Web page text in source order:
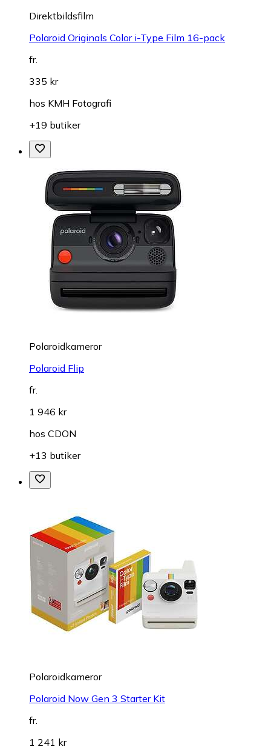
Direktbildsfilm
Polaroid Originals Color i-Type Film 16-pack
fr.
335 kr
hos KMH Fotografi
+19 butiker
Polaroidkameror
Polaroid Flip
fr.
1 946 kr
hos CDON
+13 butiker
Polaroidkameror
Polaroid Now Gen 3 Starter Kit
fr.
1 241 kr